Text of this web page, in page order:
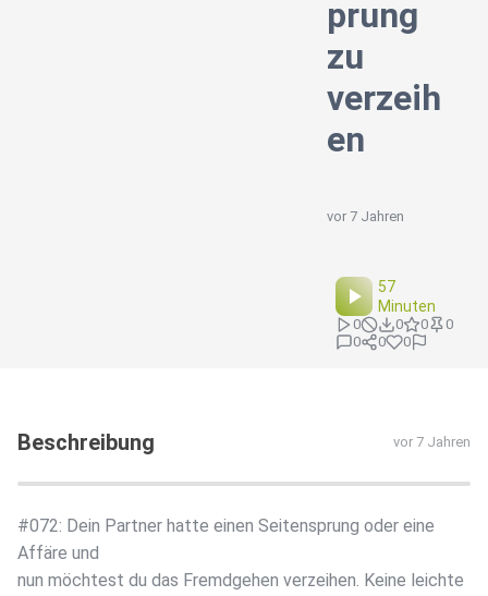
prung
zu
verzeih
en
vor 7 Jahren
57
Minuten
0 0 0
0
0
0 0
Beschreibung vor 7 Jahren
#072: Dein Partner hatte einen Seitensprung oder eine
Affäre und
nun möchtest du das Fremdgehen verzeihen. Keine leichte